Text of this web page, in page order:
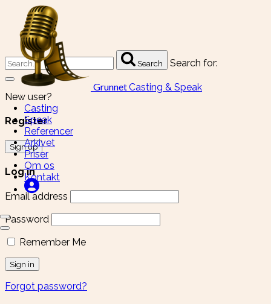
Search Search for:
New user?
Register
Sign up
Log in
Email address
Password
Remember Me
Forgot password?
GrunnetCasting & Speak
Casting
Speak
Referencer
Arkivet
Priser
Om os
Kontakt